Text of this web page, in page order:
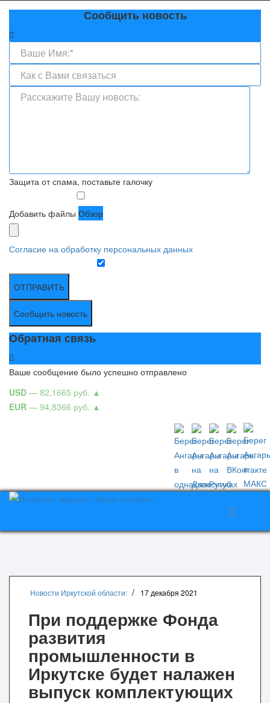
Сообщить новость
Защита от спама, поставьте галочку
Добавить файлы Обзор
Согласие на обработку персональных данных
ОТПРАВИТЬ
Сообщить новость
Обратная связь
Ваше сообщение было успешно отправлено
USD — 82,1665 руб. ▲
EUR — 94,8366 руб. ▲
Новости Иркутской области: 17 декабря 2021
При поддержке Фонда
развития
промышленности в
Иркутске будет налажен
выпуск комплектующих